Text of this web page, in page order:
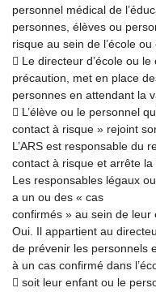
personnel médical de
personnes, élèves ou
risque au sein de l’école
 Le directeur d’école ou
précaution, met en place
personnes en attendant la
 L’élève ou le personnel
contact à risque » rejoint
L’ARS est responsable du
contact à risque et arrête
Les responsables légaux
a un ou des « cas
confirmés » au sein de
Oui. Il appartient au
de prévenir les personnels
à un cas confirmé dans
 soit leur enfant ou le